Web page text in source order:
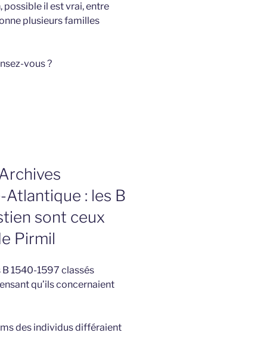
possible il est vrai, entre
plusieurs familles
vous ?
: les B
sont ceux
Pirmil
1540-1597 classés
qu’ils concernaient
des individus différaient